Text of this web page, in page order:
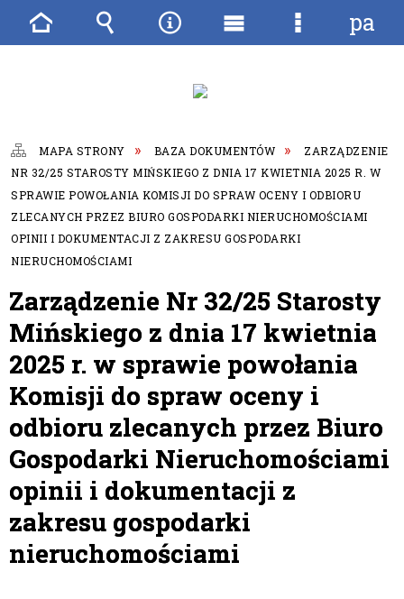
MAPA STRONY BAZA DOKUMENTÓW
ZARZĄDZENIE
NR 32/25 STAROSTY MIŃSKIEGO Z DNIA 17 KWIETNIA 2025 R. W
SPRAWIE POWOŁANIA KOMISJI DO SPRAW OCENY I ODBIORU
ZLECANYCH PRZEZ BIURO GOSPODARKI NIERUCHOMOŚCIAMI
OPINII I DOKUMENTACJI Z ZAKRESU GOSPODARKI
NIERUCHOMOŚCIAMI
Zarządzenie Nr 32/25 Starosty
Mińskiego z dnia 17 kwietnia
2025 r. w sprawie powołania
Komisji do spraw oceny i
odbioru zlecanych przez Biuro
Gospodarki Nieruchomościami
opinii i dokumentacji z
zakresu gospodarki
nieruchomościami
StronaWyszukiwarka
Narzędzia
MenuMenu